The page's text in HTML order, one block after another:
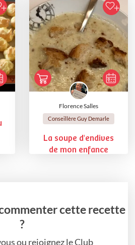
Florence Salles
Conseillère Guy Demarle
La soupe d'endives
de mon enfance
cette recette
?
ou rejoignez le Club